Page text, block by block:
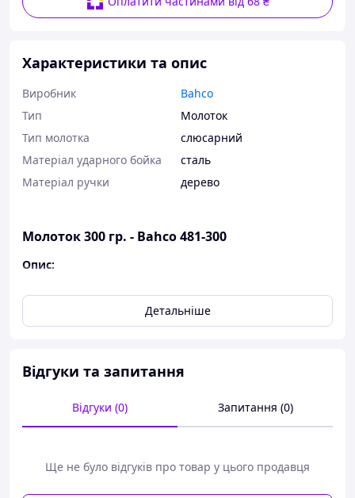
Характеристики та опис
Виробник
Bahco
Тип
Молоток
Тип молотка
слюсарний
Матеріал ударного бойка
сталь
Матеріал ручки
дерево
Молоток 300 гр. - Bahco 481-300
Опис:
Слюсарний молоток німецького типу для роботи
Ручка з високоякісного ясена, пряме волокно,
Сертифікація GS
Вага бійця: 300 г.
Bahco, Швеция
Детальніше
Відгуки та запитання
Відгуки (0) Запитання (0)
Ще не було відгуків про товар у цього продавця